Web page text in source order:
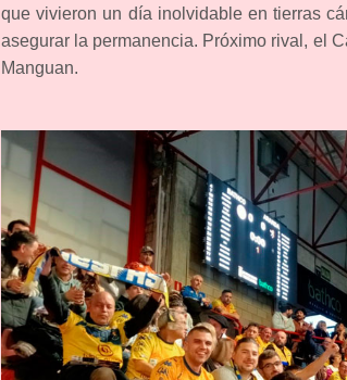
que vivieron un día inolvidable en tierras
asegurar la permanencia. Próximo rival, el
Manguan.